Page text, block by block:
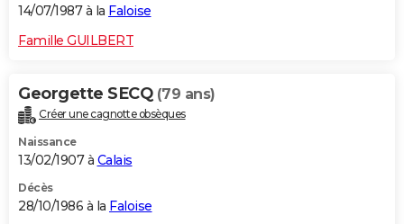
14/07/1987 à la Faloise
Famille GUILBERT
Georgette SECQ (79 ans)
Créer une cagnotte obsèques
Naissance
13/02/1907 à Calais
Décès
28/10/1986 à la Faloise